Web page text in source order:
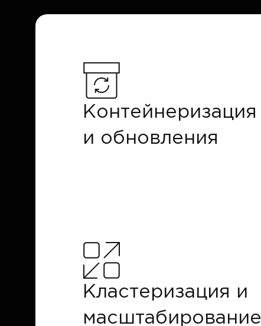
Контейнеризация
и обновления
Кластеризация и
масштабирование